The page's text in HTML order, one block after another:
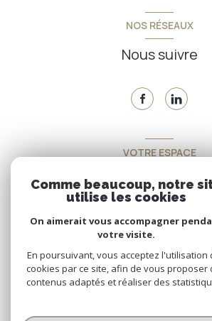
NOS RÉSEAUX
Nous suivre
VOTRE ESPACE
Espace
SE CONNECTER
Comme beaucoup, notre
utilise les cookies
On aimerait vous accompagner
votre visite.
En poursuivant, vous acceptez l'utilisation
cookies par ce site, afin de vous proposer
contenus adaptés et réaliser des